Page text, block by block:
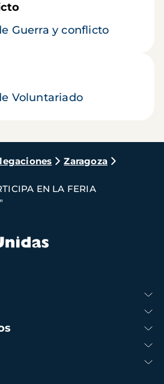
Guerra y conflicto
Voluntariado
Zaragoza
EN LA FERIA